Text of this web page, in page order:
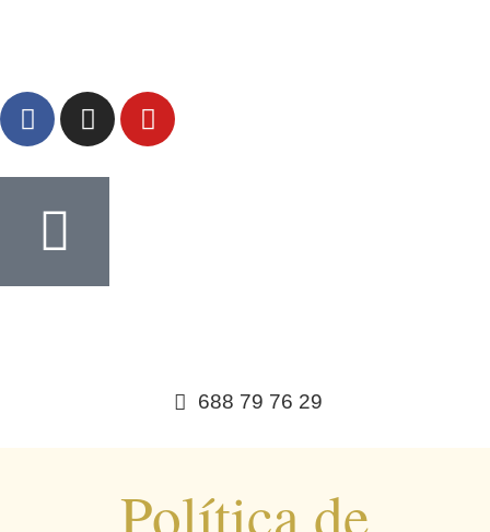
688 79 76 29
Política de